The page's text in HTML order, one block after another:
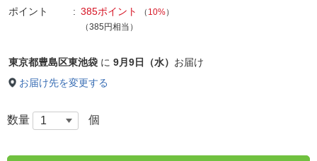
ポイント 385ポイント （ 10%）
（385円相当）
東京都豊島区東池袋 に 9月9日（水） お届け
お届け先を変更する
数量 個